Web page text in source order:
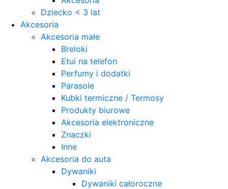
Dziecko < 3 lat
Akcesoria
Akcesoria małe
Breloki
Etui na telefon
Perfumy i dodatki
Parasole
Kubki termiczne / Termosy
Produkty biurowe
Akcesoria elektroniczne
Znaczki
Inne
Akcesoria do auta
Dywaniki
Dywaniki całoroczne